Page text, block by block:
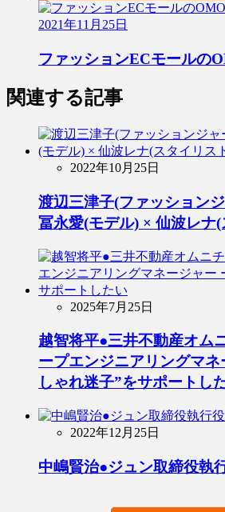
2021年11月25日
ファッションECモールの
関連する記事
2022年10月25日
渡辺三津子(ファッション
冨永愛(モデル) × 仙波レナ
2025年7月25日
越智将平●三井不動産オム
ープエンジニアリングマ
しゃれ迷子”をサポートし
2022年12月25日
中嶋賢治●ジュン取締役執